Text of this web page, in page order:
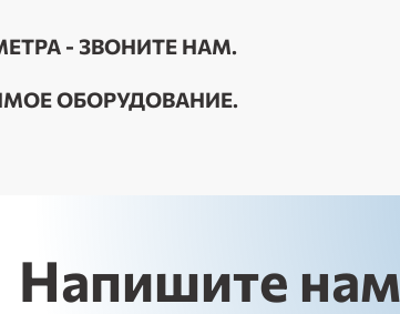
- ЗВОНИТЕ НАМ.
ОБОРУДОВАНИЕ.
Напишите нам